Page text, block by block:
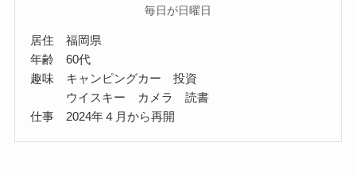
毎日が日曜日
居住 福岡県
年齢 60代
趣味 キャンピングカー 投資
ウイスキー カメラ 読書
仕事 2024年４月から再開